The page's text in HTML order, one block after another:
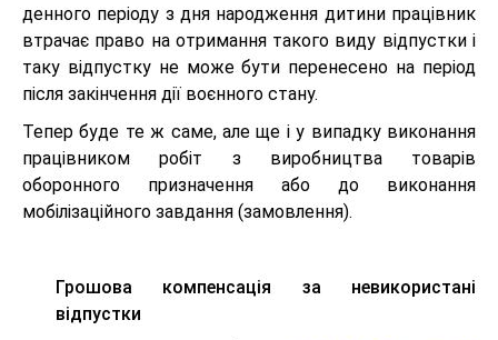
денного періоду з дня народження дитини працівник
втрачає право на отримання такого виду відпустки і
таку відпустку не може бути перенесено на період
після закінчення дії воєнного стану.
Тепер буде те ж саме, але ще і у випадку виконання
працівником робіт з виробництва товарів
оборонного призначення або до виконання
мобілізаційного завдання (замовлення).
Грошова компенсація за невикористані
відпустки